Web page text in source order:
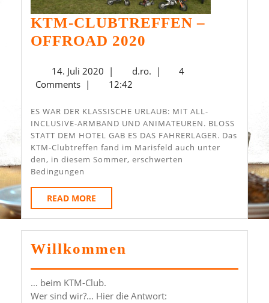
KTM-CLUBTREFFEN –
OFFROAD 2020
–
2020
14. Juli 202014.
Juli
| d.ro. d.ro.
|
4
Comments | 12:42
ES WAR DER KLASSISCHE URLAUB: MIT ALL-
INCLUSIVE-ARMBAND UND ANIMATEUREN. BLOSS
STATT DEM HOTEL GAB ES DAS FAHRERLAGER. Das
KTM-Clubtreffen fand im Marisfeld auch unter
den, in diesem Sommer, erschwerten
Bedingungen
READ MORE
MORE
Willkommen
… beim KTM-Club.
Wer sind wir?… Hier die Antwort: